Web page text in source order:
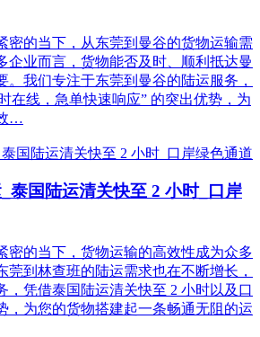
密的当下，从东莞到曼谷的货物运输需
企业而言，货物能否及时、顺利抵达曼
。我们专注于东莞到曼谷的陆运服务，
在线，急单快速响应” 的突出优势，为
…
泰国陆运清关快至 2 小时_口岸
密的当下，货物运输的高效性成为众多
莞到林查班的陆运需求也在不断增长，
，凭借泰国陆运清关快至 2 小时以及口
，为您的货物搭建起一条畅通无阻的运